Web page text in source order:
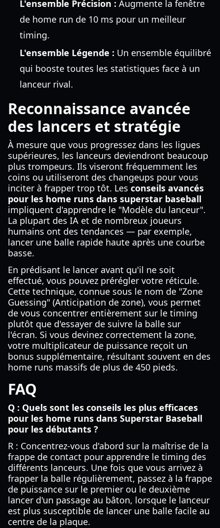
L'ensemble Précision : Augmente la fenêtre
de home run de 10 ms pour un meilleur
timing.
L'ensemble Légende : Un ensemble équilibré
qui booste toutes les statistiques face à un
lanceur rival.
Reconnaissance avancée
des lancers et stratégie
À mesure que vous progressez dans les ligues
supérieures, les lanceurs deviendront beaucoup
plus trompeurs. Ils viseront fréquemment les
coins ou utiliseront des changeups pour vous
inciter à frapper trop tôt. Les conseils avancés
pour les home runs dans superstar baseball
impliquent d'apprendre le "Modèle du lanceur".
La plupart des IA et de nombreux joueurs
humains ont des tendances — par exemple,
lancer une balle rapide haute après une courbe
basse.
En prédisant le lancer avant qu'il ne soit
effectué, vous pouvez prérégler votre réticule.
Cette technique, connue sous le nom de "Zone
Guessing" (Anticipation de zone), vous permet
de vous concentrer entièrement sur le timing
plutôt que d'essayer de suivre la balle sur
l'écran. Si vous devinez correctement la zone,
votre multiplicateur de puissance reçoit un
bonus supplémentaire, résultant souvent en des
home runs massifs de plus de 450 pieds.
FAQ
Q : Quels sont les conseils les plus efficaces
pour les home runs dans Superstar Baseball
pour les débutants ?
R : Concentrez-vous d'abord sur la maîtrise de la
frappe de contact pour apprendre le timing des
différents lanceurs. Une fois que vous arrivez à
frapper la balle régulièrement, passez à la frappe
de puissance sur le premier ou le deuxième
lancer d'un passage au bâton, lorsque le lanceur
est plus susceptible de lancer une balle facile au
centre de la plaque.